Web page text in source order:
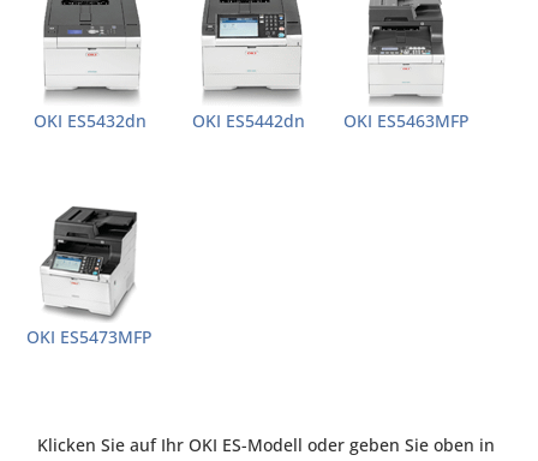
OKI ES5432dn OKI ES5442dn OKI ES5463MFP
OKI ES5473MFP
Klicken Sie auf Ihr OKI ES-Modell oder geben Sie oben in